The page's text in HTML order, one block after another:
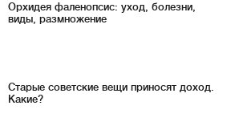
Орхидея фаленопсис: уход, болезни,
виды, размножение
Старые советские вещи приносят доход.
Какие?